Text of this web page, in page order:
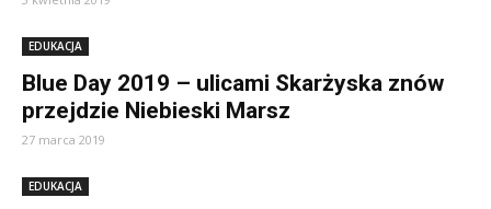
EDUKACJA
Blue Day 2019 – ulicami Skarżyska znów
przejdzie Niebieski Marsz
27 marca 2019
EDUKACJA